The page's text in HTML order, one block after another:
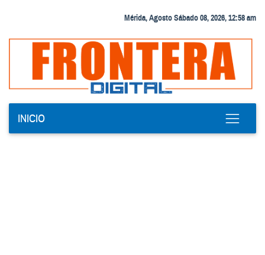
Mérida, Agosto Sábado 08, 2026, 12:58 am
INICIO